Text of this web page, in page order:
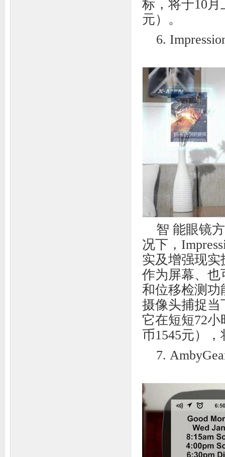
标，将于10月
元）。
6.
智 能眼镜
况下，
实及增强现
作为屏幕、也
和位移检测功
摄像头捕捉当
它在短短72
币1545元）
7.